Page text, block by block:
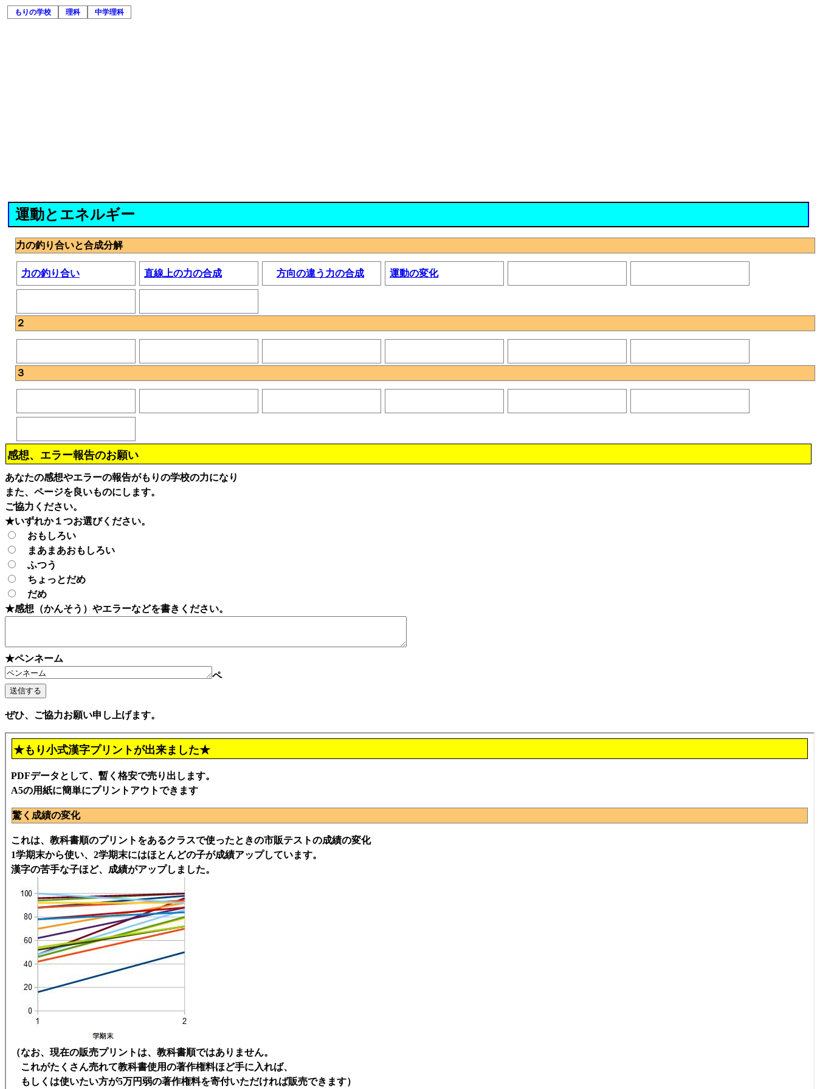
もりの学校 理科 中学理科
運動とエネルギー
力の釣り合いと合成分解
力の釣り合い 直線上の力の合成 方向の違う力の合成 運動の変化
２
３
感想、エラー報告のお願い
あなたの感想やエラーの報告がもりの学校の力になり
また、ページを良いものにします。
ご協力ください。
★いずれか１つお選びください。
おもしろい
まあまあおもしろい
ふつう
ちょっとだめ
だめ
★感想（かんそう）やエラーなどを書きください。
★ペンネーム
ペ
ぜひ、ご協力お願い申し上げます。